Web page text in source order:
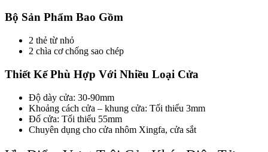
Bộ Sản Phẩm Bao Gồm
2 thẻ từ nhỏ
2 chìa cơ chống sao chép
Thiết Kế Phù Hợp Với Nhiều Loại Cửa
Độ dày cửa: 30-90mm
Khoảng cách cửa – khung cửa: Tối thiểu 3mm
Đố cửa: Tối thiểu 55mm
Chuyên dụng cho cửa nhôm Xingfa, cửa sắt